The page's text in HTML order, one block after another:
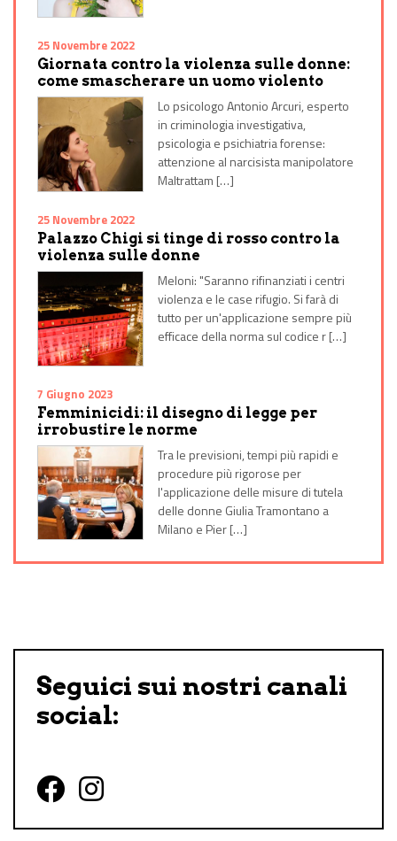
25 Novembre 2022
Giornata contro la violenza sulle donne:
come smascherare un uomo violento
Lo psicologo Antonio Arcuri, esperto
in criminologia investigativa,
psicologia e psichiatria forense:
attenzione al narcisista manipolatore
Maltrattam […]
25 Novembre 2022
Palazzo Chigi si tinge di rosso contro la
violenza sulle donne
Meloni: "Saranno rifinanziati i centri
violenza e le case rifugio. Si farà di
tutto per un'applicazione sempre più
efficace della norma sul codice r […]
7 Giugno 2023
Femminicidi: il disegno di legge per
irrobustire le norme
Tra le previsioni, tempi più rapidi e
procedure più rigorose per
l'applicazione delle misure di tutela
delle donne Giulia Tramontano a
Milano e Pier […]
Seguici sui nostri canali
social:
Follow us on Facebook
Follow us on Instagram